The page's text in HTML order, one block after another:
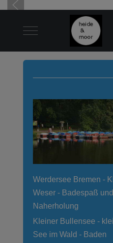
Mobile Menu Toggle
Werdersee Bremen -
Weser - Badespaß und
Naherholung
Kleiner Bullensee -
See im Wald - Baden